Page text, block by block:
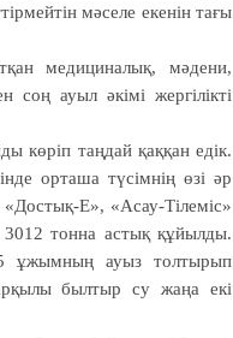
мәселе екенін тағы
медициналық, мә­дени,
соң ауыл әкімі жергілікті
көріп таңдай қаққан едік.
ор­таша түсімнің өзі әр
Е», «Асау-Тілеміс»
тонна астық құйылды.
ұжымның ауыз тол­тырып
былтыр су жаңа екі